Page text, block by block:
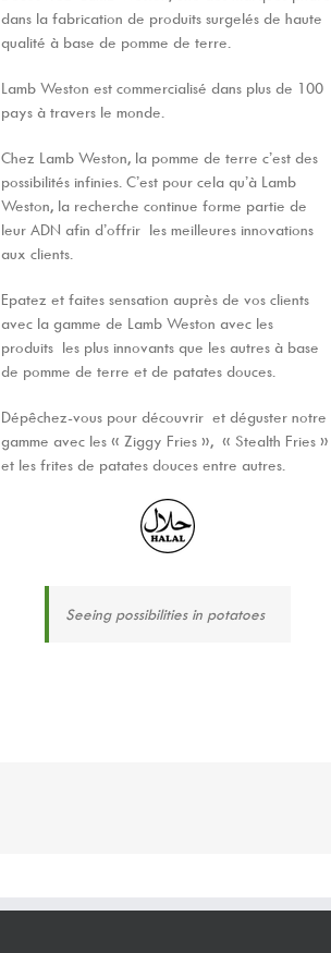
dans la fabrication de produits surgelés de haute
qualité à base de pomme de terre.
Lamb Weston est commercialisé dans plus de 100
pays à travers le monde.
Chez Lamb Weston, la pomme de terre c’est des
possibilités infinies. C’est pour cela qu’à Lamb
Weston, la recherche continue forme partie de
leur ADN afin d’offrir les meilleures innovations
aux clients.
Epatez et faites sensation auprès de vos clients
avec la gamme de Lamb Weston avec les
produits les plus innovants que les autres à base
de pomme de terre et de patates douces.
Dépêchez-vous pour découvrir et déguster notre
gamme avec les « Ziggy Fries », « Stealth Fries »
et les frites de patates douces entre autres.
Seeing possibilities in potatoes